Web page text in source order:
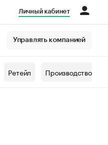
Личный кабинет
Управлять компанией
Ретейл Производство